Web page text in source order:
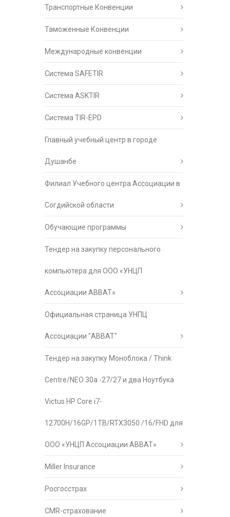
Транспортные Конвенции
Таможенные Конвенции
Международные конвенции
Система SAFETIR
Система ASKTIR
Система TIR-EPD
Главный учебный центр в городе
Душанбе
Филиал Учебного центра Ассоциации в
Согдийской области
Обучающие программы
Тендер на закупку персонального
компьютера для ООО «УНЦП
Ассоциации АВВАТ»
Официальная страница УНПЦ
Ассоциации "АВВАТ"
Тендер на закупку Моноблока / Think
Centre/NEO 30a -27/27 и два Ноутбука
Victus HP Core i7-
12700H/16GP/1TB/RTX3050 /16/FHD для
ООО «УНЦП Ассоциации АВВАТ»
Miller Insurance
Росгосстрах
CMR-страхование